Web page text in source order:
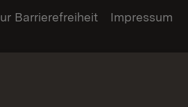
Barrierefreiheit Impressum